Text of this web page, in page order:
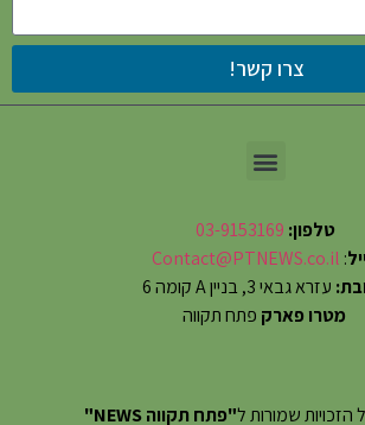
צרו קשר!
טלפון: 03-9153169
:
Contact@PTNEWS.co.il
עזרא גבאי 3, בניין A קומה 6
מטרו פארק פתח תקווה
הזכויות שמורות ל"פתח תקווה NEWS"